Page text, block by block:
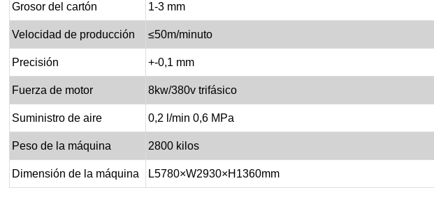
Grosor del cartón 1-3 mm
Velocidad de producción ≤50m/minuto
Precisión +-0,1 mm
Fuerza de motor 8kw/380v trifásico
Suministro de aire 0,2 l/min 0,6 MPa
Peso de la máquina 2800 kilos
Dimensión de la máquina L5780×W2930×H1360mm